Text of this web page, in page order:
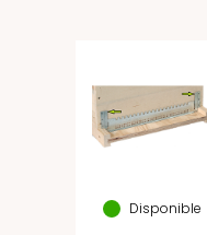
Disponible